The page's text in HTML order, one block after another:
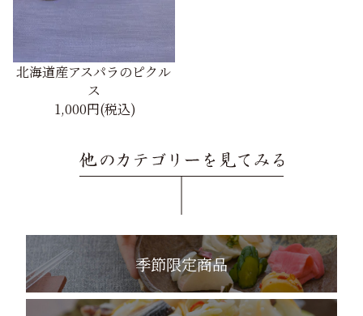
北海道産アスパラのピクル
ス
1,000円(税込)
季節限定商品